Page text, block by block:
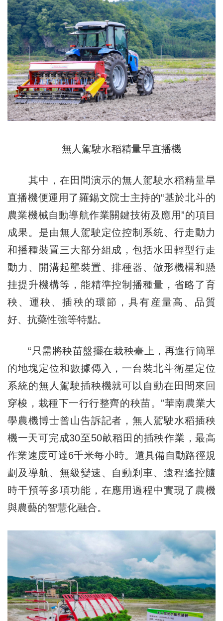
無人駕駛水稻精量旱直播機
其中，在田間演示的無人駕駛水稻精量旱
直播機便運用了羅錫文院士主持的“基於北斗的
農業機械自動導航作業關鍵技術及應用”的項目
成果。是由無人駕駛定位控制系統、行走動力
和播種裝置三大部分組成，包括水田輕型行走
動力、開溝起壟裝置、排種器、倣形機構和懸
挂提升機構等，能精準控制播種量，省略了育
秧、運秧、插秧的環節，具有産量高、品質
好、抗藥性強等特點。
“只需將秧苗盤擺在栽秧臺上，再進行簡單
的地塊定位和數據傳入，一台裝北斗衛星定位
系統的無人駕駛插秧機就可以自動在田間來回
穿梭，栽種下一行行整齊的秧苗。”華南農業大
學農機博士曾山告訴記者，無人駕駛水稻插秧
機一天可完成30至50畝稻田的插秧作業，最高
作業速度可達6千米每小時。還具備自動路徑規
劃及導航、無級變速、自動剎車、遠程遙控隨
時干預等多項功能，在應用過程中實現了農機
與農藝的智慧化融合。